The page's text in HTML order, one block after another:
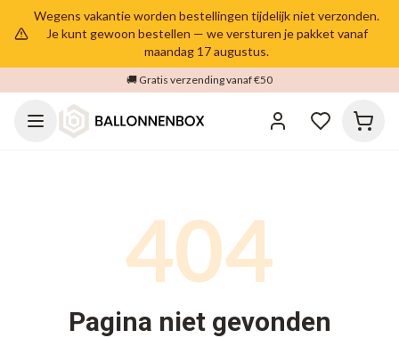
Wegens vakantie worden bestellingen tijdelijk niet verzonden.
Je kunt gewoon bestellen — we versturen je pakket vanaf
maandag 17 augustus.
🚚 Gratis verzending vanaf €50
404
Pagina niet gevonden